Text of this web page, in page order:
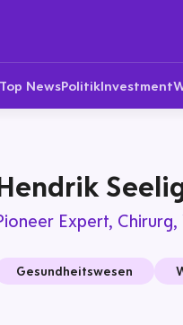
Top NewsPolitikInvestment
Expert
Gesundheitswesen